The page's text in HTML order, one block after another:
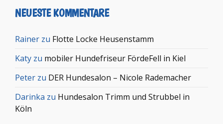
NEUESTE KOMMENTARE
Rainer zu Flotte Locke Heusenstamm
Katy zu mobiler Hundefriseur FördeFell in Kiel
Peter zu DER Hundesalon – Nicole Rademacher
Darinka zu Hundesalon Trimm und Strubbel in
Köln